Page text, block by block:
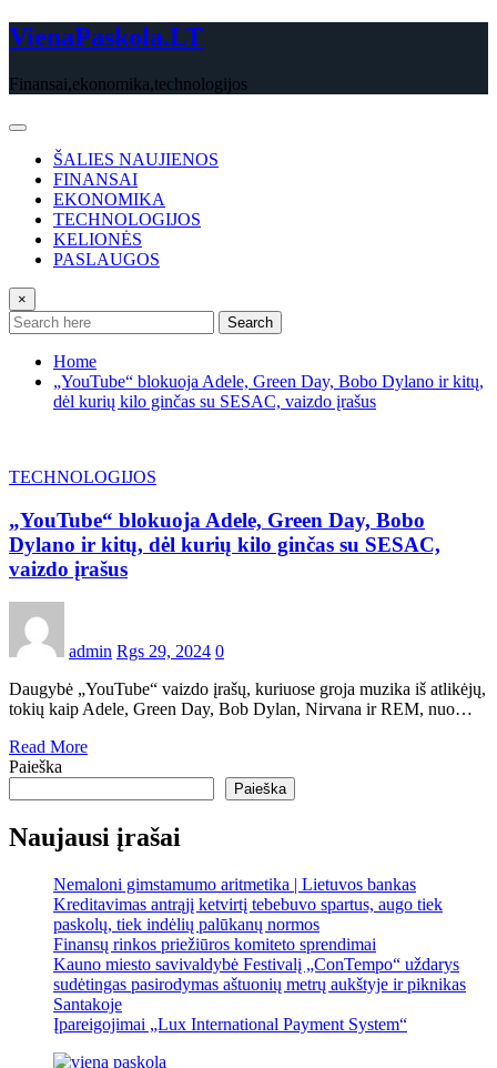
Skip
to
VienaPaskola.LT
Finansai,ekonomika,technologijos
ŠALIES NAUJIENOS
FINANSAI
EKONOMIKA
TECHNOLOGIJOS
KELIONĖS
PASLAUGOS
×
Search
Home
„YouTube“ blokuoja Adele, Green Day, Bobo Dylano ir kitų,
dėl kurių kilo ginčas su SESAC, vaizdo įrašus
TECHNOLOGIJOS
„YouTube“ blokuoja Adele, Green Day, Bobo
Dylano ir kitų, dėl kurių kilo ginčas su SESAC,
vaizdo įrašus
admin Rgs 29, 2024 0
Daugybė „YouTube“ vaizdo įrašų, kuriuose groja muzika iš atlikėjų,
tokių kaip Adele, Green Day, Bob Dylan, Nirvana ir REM, nuo…
Read More
Paieška
Paieška
Naujausi įrašai
Nemaloni gimstamumo aritmetika | Lietuvos bankas
Kreditavimas antrąjį ketvirtį tebebuvo spartus, augo tiek
paskolų, tiek indėlių palūkanų normos
Finansų rinkos priežiūros komiteto sprendimai
Kauno miesto savivaldybė Festivalį „ConTempo“ uždarys
sudėtingas pasirodymas aštuonių metrų aukštyje ir piknikas
Santakoje
Įpareigojimai „Lux International Payment System“